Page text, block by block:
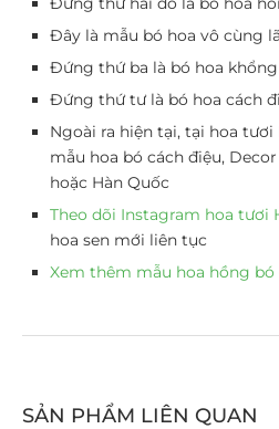
Đây là mẫu bó hoa vô cùng
Đứng thứ ba là bó hoa
Đứng thứ tư là bó hoa cách
Ngoài ra hiện tại, tại hoa
mẫu hoa bó cách điệu,
hoặc Hàn Quốc
Theo dõi Instagram hoa tươi
hoa sen mới liên tục
Xem thêm mẫu hoa hồng bó
SẢN PHẨM LIÊN QUAN